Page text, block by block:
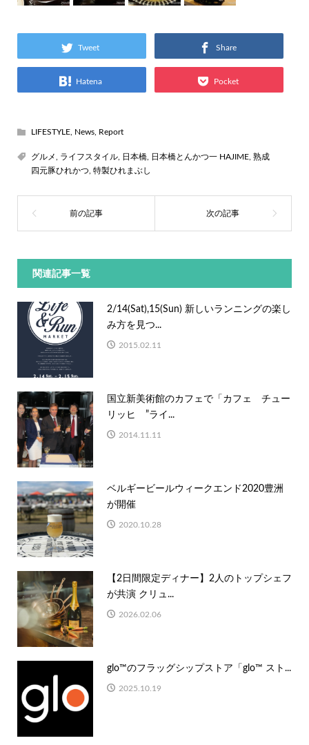
Tweet Share
Hatena Pocket
LIFESTYLE, News, Report
グルメ ライフスタイル, 日本橋, 日本橋とんかつ一 HAJIME, 熟成
四元豚ひれかつ 特製ひれまぶし
関連記事一覧
2/14(Sat),15(Sun) 新しいランニングの楽し
み方を見つ...
2015.02.11
国立新美術館のカフェで「カフェ チュー
リッヒ ”ライ...
2014.11.11
ベルギービールウィークエンド2020豊洲
が開催
2020.10.28
【2日間限定ディナー】2人のトップシェフ
が共演 クリュ...
2026.02.06
glo™のフラッグシップストア「glo™ スト...
2025.10.19